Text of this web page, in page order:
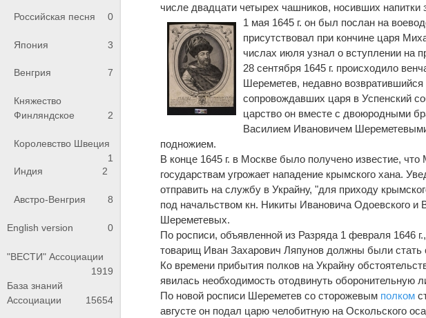
Российская песня 0
Япония 3
Венгрия 7
Княжество
Финляндское
2
Королевство Швеция
1
Индия
2
Австро-Венгрия 8
English version 0
"ВЕСТИ" Ассоциации
1919
База знаний
Ассоциации
15654
числе двадцати четырех чашников, носивших напитки
1 мая 1645 г. он был послан на
присутствовал при кончине царя
числах июля узнал о вступлении на
28 сентября 1645 г. происходило
Шереметев, недавно
сопровождавших царя в Успенский
царство он вместе с двоюродными
Василием Ивановичем
подножием.
В конце 1645 г. в Москве было получено известие,
государствам угрожает нападение крымского хана.
отправить на службу в Украйну, "для приходу
под начальством кн. Никиты Ивановича Одоевского и
Шереметевых.
По росписи, объявленной из Разряда 1 февраля 1646
товарищ Иван Захарович Ляпунов должны были стать
Ко времени прибытия полков на Украйну
явилась необходимость отодвинуть оборонительную
По новой росписи Шереметев со сторожевым полком
августе он подал царю челобитную на Оскольского